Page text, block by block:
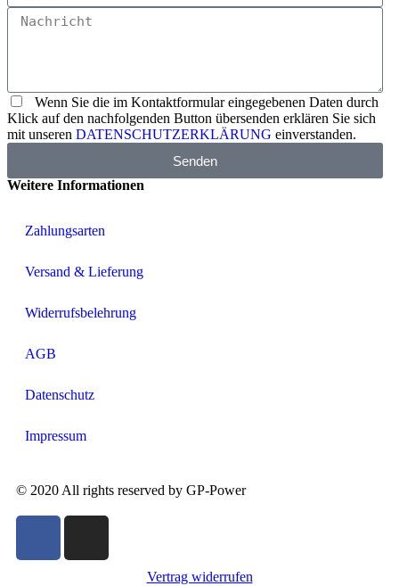
Wenn Sie die im Kontaktformular eingegebenen Daten durch
Klick auf den nachfolgenden Button übersenden erklären Sie sich
mit unseren DATENSCHUTZERKLÄRUNG einverstanden.
Senden
Weitere Informationen
Zahlungsarten
Versand & Lieferung
Widerrufsbelehrung
AGB
Datenschutz
Impressum
© 2020 All rights reserved by GP-Power
Vertrag widerrufen